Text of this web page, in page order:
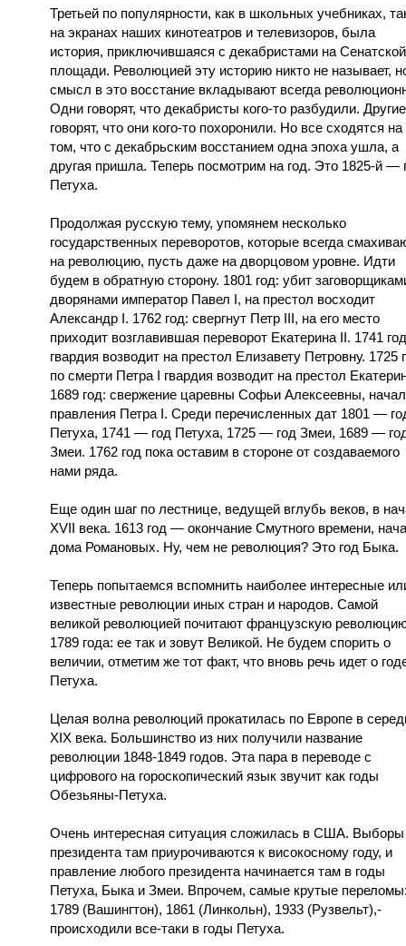
Третьей по популярности, как в школьных учебниках,
на экранах наших кинотеатров и телевизоров, была
история, приключившаяся с декабристами на Сенатской
площади. Революцией эту историю никто не называет,
смысл в это восстание вкладывают всегда
Одни говорят, что декабристы кого-то разбудили. Другие
говорят, что они кого-то похоронили. Но все сходятся на
том, что с декабрьским восстанием одна эпоха ушла, а
другая пришла. Теперь посмотрим на год. Это 1825-й —
Петуха.
Продолжая русскую тему, упомянем несколько
государственных переворотов, которые всегда
на революцию, пусть даже на дворцовом уровне. Идти
будем в обратную сторону. 1801 год: убит
дворянами император Павел I, на престол восходит
Александр I. 1762 год: свергнут Петр III, на его место
приходит возглавившая переворот Екатерина II. 1741
гвардия возводит на престол Елизавету Петровну. 1725
по смерти Петра I гвардия возводит на престол
1689 год: свержение царевны Софьи Алексеевны,
правления Петра I. Среди перечисленных дат 1801 —
Петуха, 1741 — год Петуха, 1725 — год Змеи, 1689 —
Змеи. 1762 год пока оставим в стороне от создаваемого
нами ряда.
Еще один шаг по лестнице, ведущей вглубь веков, в
ХVII века. 1613 год — окончание Смутного времени,
дома Романовых. Ну, чем не революция? Это год Быка.
Теперь попытаемся вспомнить наиболее интересные
известные революции иных стран и народов. Самой
великой революцией почитают французскую
1789 года: ее так и зовут Великой. Не будем спорить о
величии, отметим же тот факт, что вновь речь идет о
Петуха.
Целая волна революций прокатилась по Европе в
XIX века. Большинство из них получили название
революции 1848-1849 годов. Эта пара в переводе с
цифрового на гороскопический язык звучит как годы
Обезьяны-Петуха.
Очень интересная ситуация сложилась в США. Выборы
президента там приурочиваются к високосному году, и
правление любого президента начинается там в годы
Петуха, Быка и Змеи. Впрочем, самые крутые
1789 (Вашингтон), 1861 (Линкольн), 1933 (Рузвельт),-
происходили все-таки в годы Петуха.